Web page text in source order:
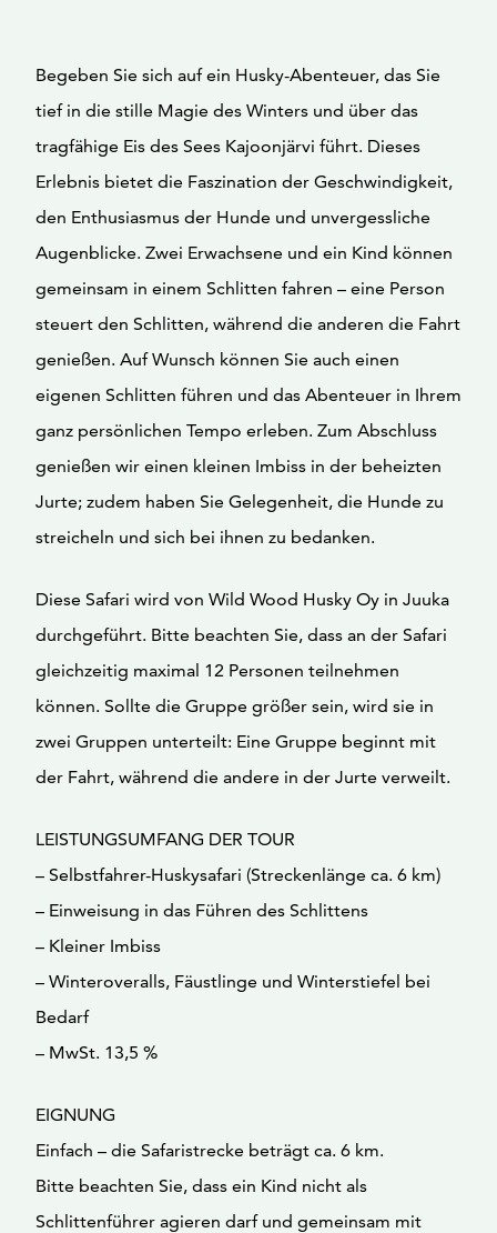
Begeben Sie sich auf ein Husky-Abenteuer, das Sie
tief in die stille Magie des Winters und über das
tragfähige Eis des Sees Kajoonjärvi führt. Dieses
Erlebnis bietet die Faszination der Geschwindigkeit,
den Enthusiasmus der Hunde und unvergessliche
Augenblicke. Zwei Erwachsene und ein Kind können
gemeinsam in einem Schlitten fahren – eine Person
steuert den Schlitten, während die anderen die Fahrt
genießen. Auf Wunsch können Sie auch einen
eigenen Schlitten führen und das Abenteuer in Ihrem
ganz persönlichen Tempo erleben. Zum Abschluss
genießen wir einen kleinen Imbiss in der beheizten
Jurte; zudem haben Sie Gelegenheit, die Hunde zu
streicheln und sich bei ihnen zu bedanken.
Diese Safari wird von Wild Wood Husky Oy in Juuka
durchgeführt. Bitte beachten Sie, dass an der Safari
gleichzeitig maximal 12 Personen teilnehmen
können. Sollte die Gruppe größer sein, wird sie in
zwei Gruppen unterteilt: Eine Gruppe beginnt mit
der Fahrt, während die andere in der Jurte verweilt.
LEISTUNGSUMFANG DER TOUR
– Selbstfahrer-Huskysafari (Streckenlänge ca. 6 km)
– Einweisung in das Führen des Schlittens
– Kleiner Imbiss
– Winteroveralls, Fäustlinge und Winterstiefel bei
Bedarf
– MwSt. 13,5 %
EIGNUNG
Einfach – die Safaristrecke beträgt ca. 6 km.
Bitte beachten Sie, dass ein Kind nicht als
Schlittenführer agieren darf und gemeinsam mit